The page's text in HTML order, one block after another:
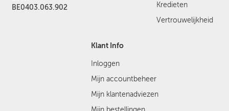
BE0403.063.902
Kredieten
Vertrouwelijkheid
Klant Info
Inloggen
Mijn accountbeheer
Mijn klantenadviezen